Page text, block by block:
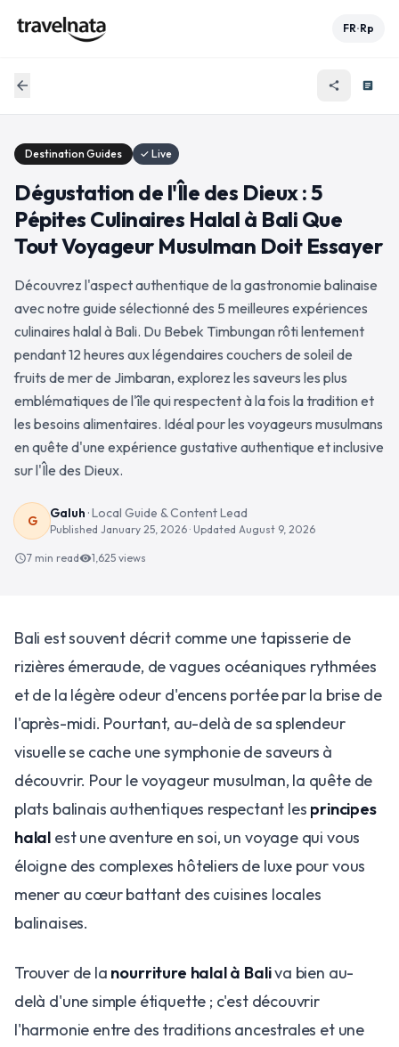
FR•Rp
arrow_back share article
Destination Guides ✓ Live
Dégustation de l'Île des Dieux : 5
Pépites Culinaires Halal à Bali Que
Tout Voyageur Musulman Doit Essayer
Découvrez l'aspect authentique de la gastronomie balinaise
avec notre guide sélectionné des 5 meilleures expériences
culinaires halal à Bali. Du Bebek Timbungan rôti lentement
pendant 12 heures aux légendaires couchers de soleil de
fruits de mer de Jimbaran, explorez les saveurs les plus
emblématiques de l'île qui respectent à la fois la tradition et
les besoins alimentaires. Idéal pour les voyageurs musulmans
en quête d'une expérience gustative authentique et inclusive
sur l'Île des Dieux.
G Galuh ·Local Guide & Content Lead
Published January 25, 2026 · Updated August 9, 2026
schedule7 min readvisibility1,625 views
Bali est souvent décrit comme une tapisserie de
rizières émeraude, de vagues océaniques rythmées
et de la légère odeur d'encens portée par la brise de
l'après-midi. Pourtant, au-delà de sa splendeur
visuelle se cache une symphonie de saveurs à
découvrir. Pour le voyageur musulman, la quête de
plats balinais authentiques respectant les principes
halal est une aventure en soi, un voyage qui vous
éloigne des complexes hôteliers de luxe pour vous
mener au cœur battant des cuisines locales
balinaises.
Trouver de la nourriture halal à Baliva bien au-
delà d'une simple étiquette ; c'est découvrir
l'harmonie entre des traditions ancestrales et une